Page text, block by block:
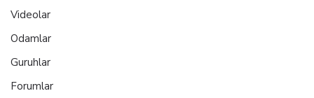
Videolar
Odamlar
Guruhlar
Forumlar